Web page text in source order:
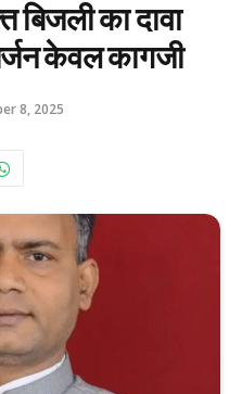
का दावा
केवल कागजी
8, 2025